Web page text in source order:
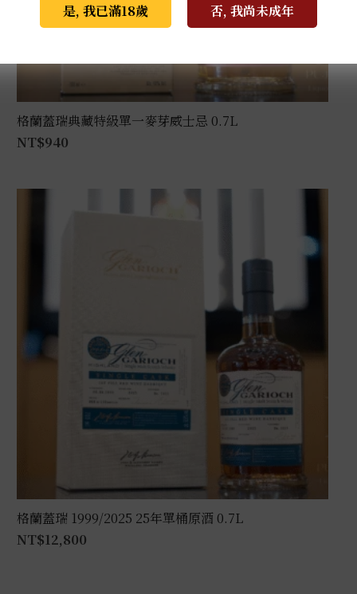
格蘭蓋瑞典藏特級單一麥芽威士忌 0.7L
NT$940
格蘭蓋瑞 1999/2025 25年單桶原酒 0.7L
NT$12,800
是, 我已滿18歲 否, 我尚未成年